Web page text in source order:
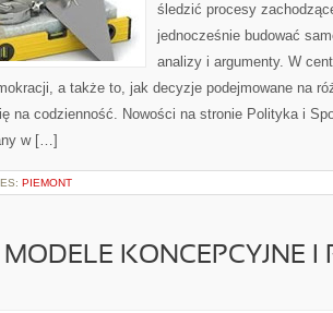
śledzić procesy
jednocześnie budować
analizy i argumenty. W
a także to, jak decyzje podejmowane na
na codzienność. Nowości na stronie Polityka i
w […]
PIEMONT
MODELE KONCEPCYJNE I